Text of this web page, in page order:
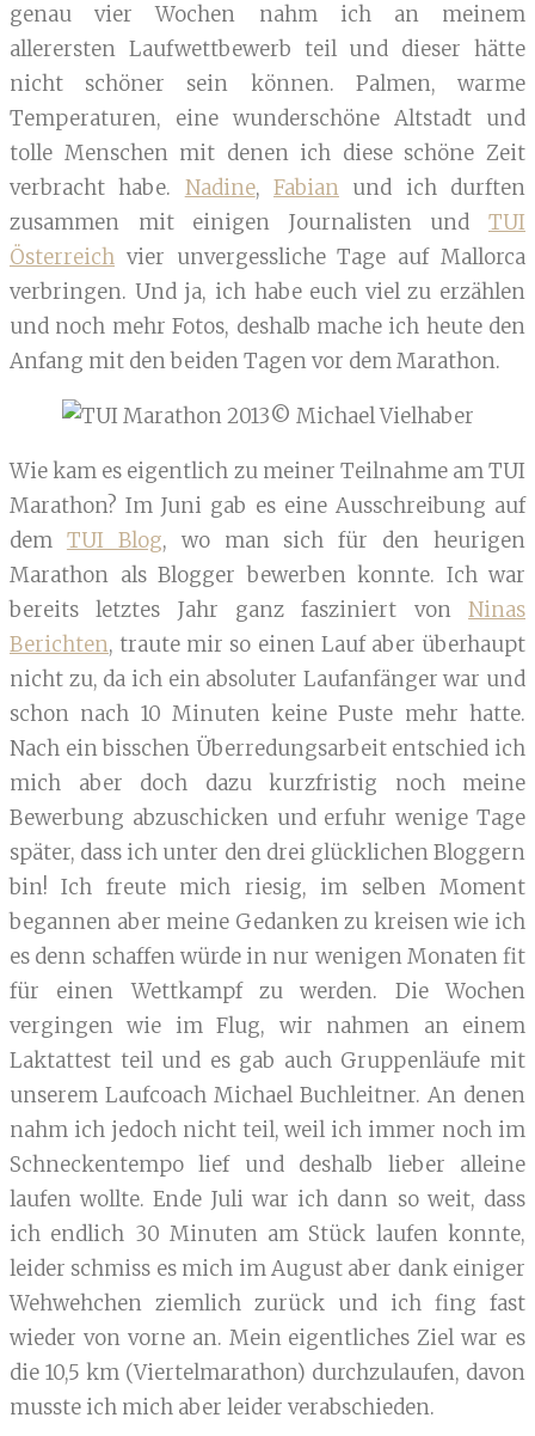
genau vier Wochen nahm ich an meinem
allerersten Laufwettbewerb teil und dieser hätte
nicht schöner sein können. Palmen, warme
Temperaturen, eine wunderschöne Altstadt und
tolle Menschen mit denen ich diese schöne Zeit
verbracht habe. Nadine,Fabian und ich durften
zusammen mit einigen Journalisten und TUI
Österreich vier unvergessliche Tage auf Mallorca
verbringen. Und ja, ich habe euch viel zu erzählen
und noch mehr Fotos, deshalb mache ich heute den
Anfang mit den beiden Tagen vor dem Marathon.
© Michael Vielhaber
Wie kam es eigentlich zu meiner Teilnahme am TUI
Marathon? Im Juni gab es eine Ausschreibung auf
dem TUI Blog, wo man sich für den heurigen
Marathon als Blogger bewerben konnte. Ich war
bereits letztes Jahr ganz fasziniert von Ninas
Berichten, traute mir so einen Lauf aber überhaupt
nicht zu, da ich ein absoluter Laufanfänger war und
schon nach 10 Minuten keine Puste mehr hatte.
Nach ein bisschen Überredungsarbeit entschied ich
mich aber doch dazu kurzfristig noch meine
Bewerbung abzuschicken und erfuhr wenige Tage
später, dass ich unter den drei glücklichen Bloggern
bin! Ich freute mich riesig, im selben Moment
begannen aber meine Gedanken zu kreisen wie ich
es denn schaffen würde in nur wenigen Monaten fit
für einen Wettkampf zu werden. Die Wochen
vergingen wie im Flug, wir nahmen an einem
Laktattest teil und es gab auch Gruppenläufe mit
unserem Laufcoach Michael Buchleitner. An denen
nahm ich jedoch nicht teil, weil ich immer noch im
Schneckentempo lief und deshalb lieber alleine
laufen wollte. Ende Juli war ich dann so weit, dass
ich endlich 30 Minuten am Stück laufen konnte,
leider schmiss es mich im August aber dank einiger
Wehwehchen ziemlich zurück und ich fing fast
wieder von vorne an. Mein eigentliches Ziel war es
die 10,5 km (Viertelmarathon) durchzulaufen, davon
musste ich mich aber leider verabschieden.